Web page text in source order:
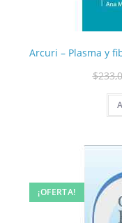
Arcuri – Plasma y
$
¡OFERTA!